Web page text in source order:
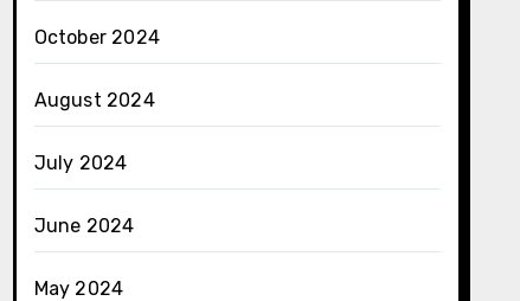
October 2024
August 2024
July 2024
June 2024
May 2024